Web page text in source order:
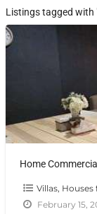
Listings tagged
Villas, Houses
February 15,